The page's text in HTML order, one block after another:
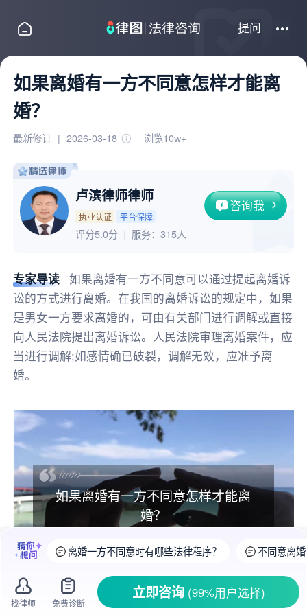
提问
如果离婚有一方不同意怎样才能离
婚？
最新修订 | 2026-03-18 浏览10w+
卢滨律师律师
执业认证 平台保障
咨询我
评分5.0分 服务： 315人
专家导读
如果离婚有一方不同意可以通过提起离婚诉
讼的方式进行离婚。在我国的离婚诉讼的规定中，如果
是男女一方要求离婚的，可由有关部门进行调解或直接
向人民法院提出离婚诉讼。人民法院审理离婚案件，应
当进行调解;如感情确已破裂，调解无效，应准予离
婚。
如果离婚有一方不同意怎样才能离
婚？
离婚一方不同意时有哪些法律程序？ 不同意离
找律师 免费诊断
立即咨询 (99%用户选择)